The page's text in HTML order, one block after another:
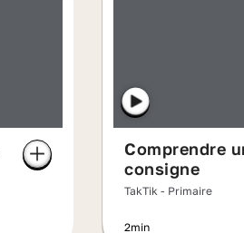
Comprendre
consigne
TakTik - Primaire
2min